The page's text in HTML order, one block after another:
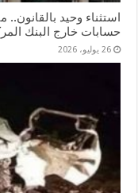
استثناء وحيد
حسابات خارج البنك
26 يوليو، 2026